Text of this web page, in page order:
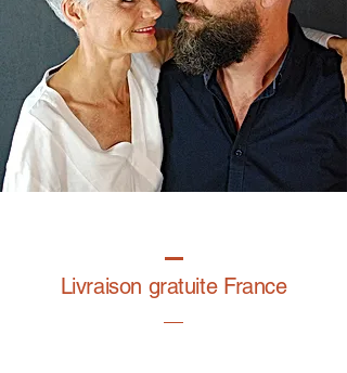
Livraison gratuite France